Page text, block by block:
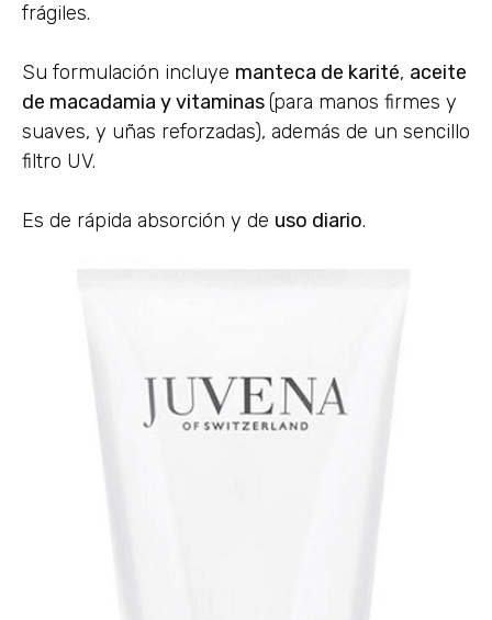
frágiles.
Su formulación incluye manteca de karité, aceite
de macadamia y vitaminas(para manos firmes y
suaves, y uñas reforzadas), además de un sencillo
filtro UV.
Es de rápida absorción y de uso diario.